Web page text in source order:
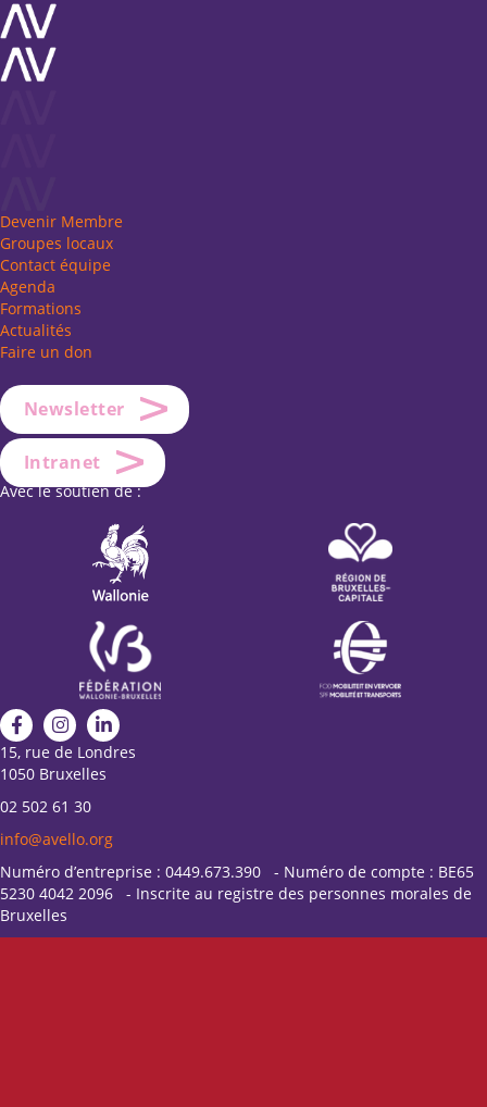
Devenir Membre
Groupes locaux
Contact équipe
Agenda
Formations
Actualités
Faire un don
Newsletter
Intranet
Avec le soutien de :
15, rue de Londres
1050 Bruxelles
02 502 61 30
info@avello.org
Numéro d’entreprise : 0449.673.390 - Numéro de compte : BE65
5230 4042 2096 - Inscrite au registre des personnes morales de
Bruxelles